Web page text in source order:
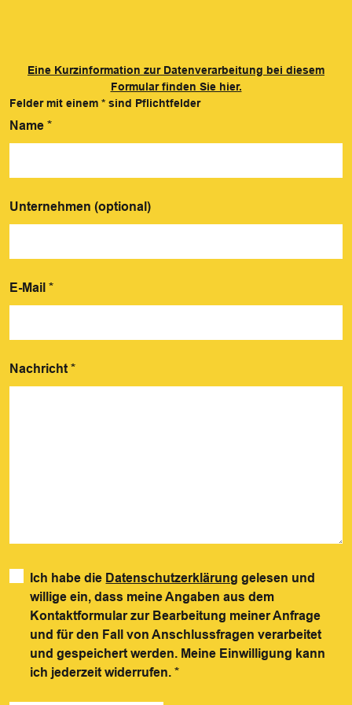
Eine Kurzinformation zur Datenverarbeitung bei diesem
Formular finden Sie hier.
Felder mit einem * sind Pflichtfelder
Name *
Unternehmen (optional)
E-Mail *
Nachricht *
Ich habe die Datenschutzerklärung gelesen und
willige ein, dass meine Angaben aus dem
Kontaktformular zur Bearbeitung meiner Anfrage
und für den Fall von Anschlussfragen verarbeitet
und gespeichert werden. Meine Einwilligung kann
ich jederzeit widerrufen.*